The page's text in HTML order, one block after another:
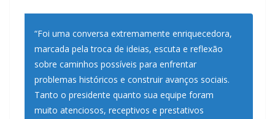
“Foi uma conversa extremamente enriquecedora,
marcada pela troca de ideias, escuta e reflexão
sobre caminhos possíveis para enfrentar
problemas históricos e construir avanços sociais.
Tanto o presidente quanto sua equipe foram
muito atenciosos, receptivos e prestativos